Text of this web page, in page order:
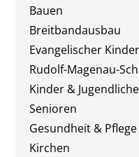
Bauen
Breitbandausbau
Evangelischer
Rudolf-Magenau-
Kinder & Jugendliche
Senioren
Gesundheit & Pflege
Kirchen